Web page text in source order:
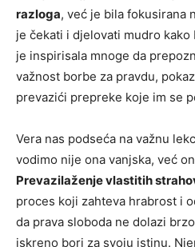
razloga, već je bila fokusirana
je čekati i djelovati mudro
je inspirisala mnoge da
važnost borbe za pravdu,
prevazići prepreke koje im se
Vera nas podseća na važnu
vodimo nije ona vanjska, već
Prevazilaženje vlastitih
proces koji zahteva hrabrost i
da prava sloboda ne dolazi
iskreno bori za svoju istinu.